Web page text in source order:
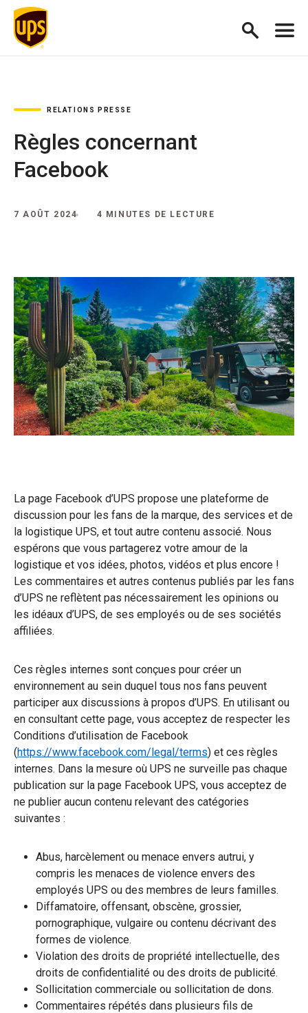
RELATIONS PRESSE
Règles concernant
Facebook
7 AOÛT 2024 4 MINUTES DE LECTURE
La page Facebook d’UPS propose une plateforme de
discussion pour les fans de la marque, des services et de
la logistique UPS, et tout autre contenu associé. Nous
espérons que vous partagerez votre amour de la
logistique et vos idées, photos, vidéos et plus encore !
Les commentaires et autres contenus publiés par les fans
d’UPS ne reflètent pas nécessairement les opinions ou
les idéaux d’UPS, de ses employés ou de ses sociétés
affiliées.
Ces règles internes sont conçues pour créer un
environnement au sein duquel tous nos fans peuvent
participer aux discussions à propos d’UPS. En utilisant ou
en consultant cette page, vous acceptez de respecter les
Conditions d’utilisation de Facebook
(https://www.facebook.com/legal/terms) et ces règles
internes. Dans la mesure où UPS ne surveille pas chaque
publication sur la page Facebook UPS, vous acceptez de
ne publier aucun contenu relevant des catégories
suivantes :
Abus, harcèlement ou menace envers autrui, y
compris les menaces de violence envers des
employés UPS ou des membres de leurs familles.
Diffamatoire, offensant, obscène, grossier,
pornographique, vulgaire ou contenu décrivant des
formes de violence.
Violation des droits de propriété intellectuelle, des
droits de confidentialité ou des droits de publicité.
Sollicitation commerciale ou sollicitation de dons.
Commentaires répétés dans plusieurs fils de